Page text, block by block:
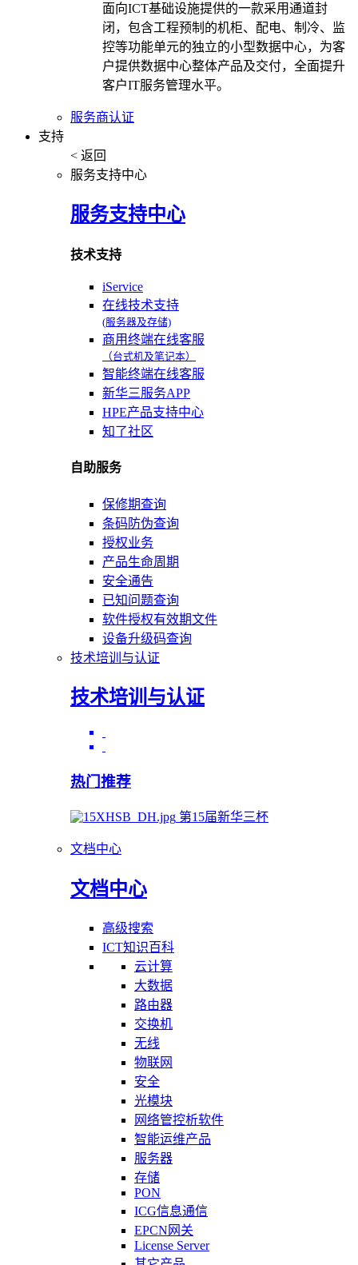
面向ICT基础设施提供的一款采用通道封
闭，包含工程预制的机柜、配电、制冷、监
控等功能单元的独立的小型数据中心，为客
户提供数据中心整体产品及交付，全面提升
客户IT服务管理水平。
服务商认证
支持
< 返回
服务支持中心
服务支持中心
技术支持
iService
在线技术支持
(服务器及存储)
商用终端在线客服
（台式机及笔记本）
智能终端在线客服
新华三服务APP
HPE产品支持中心
知了社区
自助服务
保修期查询
条码防伪查询
授权业务
产品生命周期
安全通告
已知问题查询
软件授权有效期文件
设备升级码查询
技术培训与认证
技术培训与认证
热门推荐
第15届新华三杯
文档中心
文档中心
高级搜索
ICT知识百科
云计算
大数据
路由器
交换机
无线
物联网
安全
光模块
网络管控析软件
智能运维产品
服务器
存储
PON
ICG信息通信
EPCN网关
License Server